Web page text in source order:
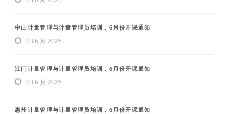
中山计量管理与计量管理员培训，6月份开课通知
03 6 月 2026
江门计量管理与计量管理员培训，6月份开课通知
03 6 月 2026
惠州计量管理与计量管理员培训，6月份开课通知